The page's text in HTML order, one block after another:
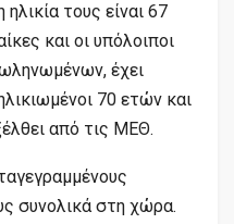
τους είναι 67
και οι υπόλοιποι
έχει
70 ετών και
από τις ΜΕΘ.
συνολικά στη χώρα.